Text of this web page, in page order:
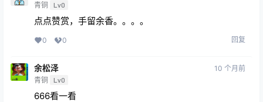
青铜 Lv0
点点赞赏，手留余香。。。。
0 0 回复
余松泽
青铜 Lv0
10 个月前
666看一看